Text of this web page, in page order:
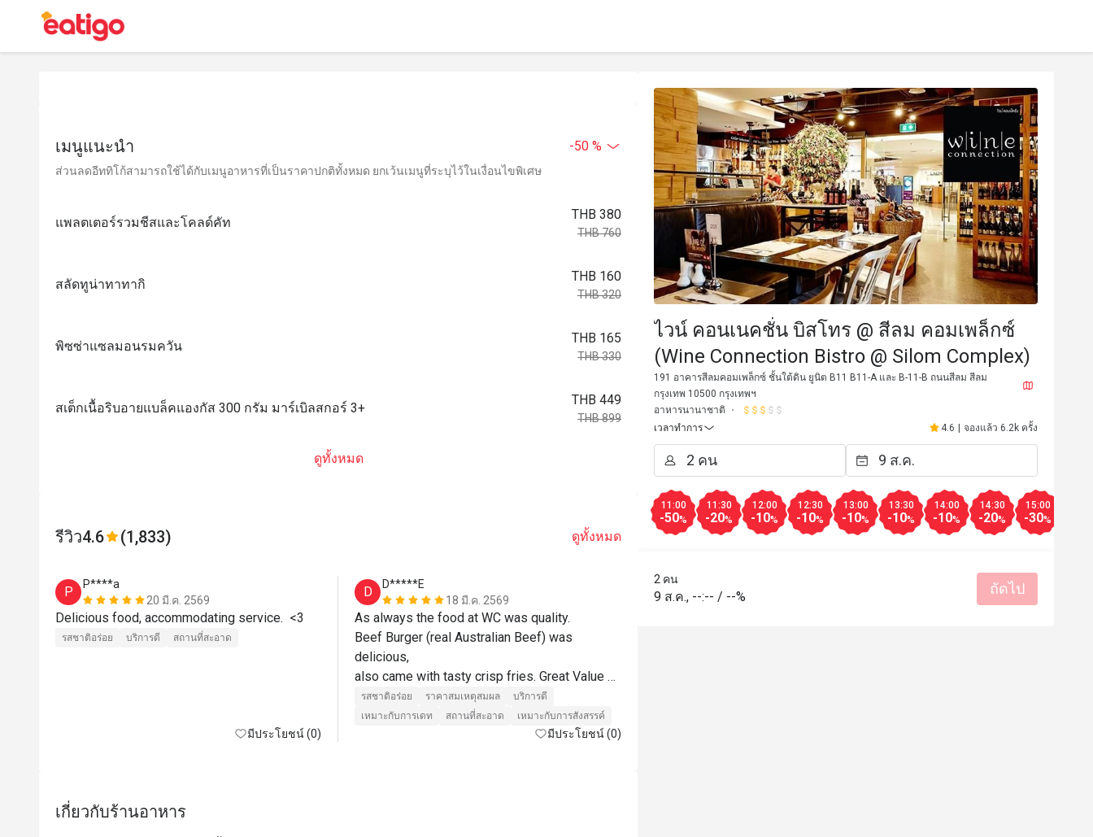
เมนูแนะนำ -50 %
ส่วนลดอีททิโก้สามารถใช้ได้กับเมนูอาหารที่เป็นราคาปกติทั้งหมด ยกเว้นเมนูที่ระบุไว้ในเงื่อนไขพิเศษ
แพลตเตอร์รวมชีสและโคลด์คัท
THB 380
THB 760
สลัดทูน่าทาทากิ
THB 160
THB 320
พิซซ่าแซลมอนรมควัน
THB 165
THB 330
สเต็กเนื้อริบอายแบล็คแองกัส 300 กรัม มาร์เบิลสกอร์ 3+
THB 449
THB 899
ดูทั้งหมด
รีวิว4.6 (1,833) ดูทั้งหมด
P
P****a
20 มี.ค. 2569
Delicious food, accommodating service.  <3
รสชาติอร่อย บริการดี สถานที่สะอาด
มีประโยชน์ (0)
D
D*****E
18 มี.ค. 2569
As always the food at WC was quality.
Beef Burger (real Australian Beef) was
delicious,
also came with tasty crisp fries. Great Value
Meal.
Service is always with a smile from young
courteous wait staff. Highly recommended.
รสชาติอร่อย ราคาสมเหตุสมผล
บริการดี
เหมาะกับการเดท
สถานที่สะอาด เหมาะกับการสังสรรค์
มีประโยชน์ (0)
D
D**i
เกี่ยวกับร้านอาหาร
ไวน์ คอนเนคชั่น บิสโทร @ สีลม คอมเพล็กซ์
(Wine Connection Bistro @ Silom Complex)
191 อาคารสีลมคอมเพล็กซ์ ชั้นใต้ดิน ยูนิต B11 B11-A และ B-11-B ถนนสีลม สีลม
กรุงเทพ 10500 กรุงเทพฯ
อาหารนานาชาติ
เวลาทำการ
4.6 | จองแล้ว 6.2k ครั้ง
11:00
-50%
11:30
-20%
12:00
-10%
12:30
-10%
13:00
-10%
13:30
-10%
14:00
-10%
14:30
-20%
15:00
-30%
2 คน
9 ส.ค., --:-- / --% ถัดไป